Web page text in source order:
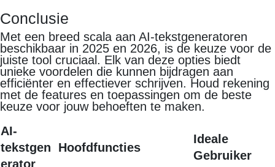
Conclusie
Met een breed scala aan AI-tekstgeneratoren
beschikbaar in 2025 en 2026, is de keuze voor de
juiste tool cruciaal. Elk van deze opties biedt
unieke voordelen die kunnen bijdragen aan
efficiënter en effectiever schrijven. Houd rekening
met de features en toepassingen om de beste
keuze voor jouw behoeften te maken.
AI-
tekstgen
erator
Hoofdfuncties
Ideale
Gebruiker